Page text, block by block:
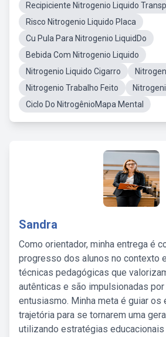
Recipiciente Nitrogenio Liquido
Risco Nitrogenio Liquido Placa
Cu Pula Para Nitrogenio LiquidDo
Bebida Com Nitrogenio Liquido
Nitrogenio Liquido Cigarro
Nitrogenio Trabalho Feito
Ciclo Do NitrogênioMapa Mental
Sandra
Como orientador, minha entrega é
progresso dos alunos no contexto
técnicas pedagógicas que
autênticas e são impulsionadas
entusiasmo. Minha meta é guiar os
trajetória para se tornarem uma
utilizando estratégias